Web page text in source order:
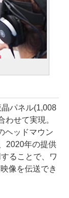
パネル(1,008
せて実現。
ヘッドマウン
2020年の提供
ることで、ワ
像を伝送でき